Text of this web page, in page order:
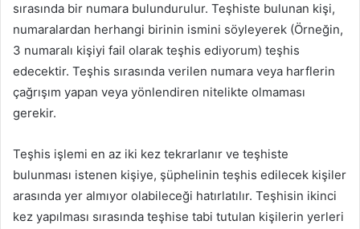
sırasında bir numara bulundurulur. Teşhiste bulunan kişi,
numaralardan herhangi birinin ismini söyleyerek (Örneğin,
3 numaralı kişiyi fail olarak teşhis ediyorum) teşhis
edecektir. Teşhis sırasında verilen numara veya harflerin
çağrışım yapan veya yönlendiren nitelikte olmaması
gerekir.
Teşhis işlemi en az iki kez tekrarlanır ve teşhiste
bulunması istenen kişiye, şüphelinin teşhis edilecek kişiler
arasında yer almıyor olabileceği hatırlatılır. Teşhisin ikinci
kez yapılması sırasında teşhise tabi tutulan kişilerin yerleri